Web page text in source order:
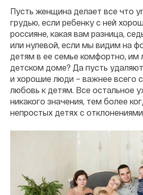
Пусть женщина делает все что
грудью, если ребенку с ней
россияне, какая вам разница,
или нулевой, если мы видим на
детям в ее семье комфортно, им
детском доме? Да пусть
и хорошие люди – важнее всего
любовь к детям. Все остальное
никакого значения, тем более
непростых детях с